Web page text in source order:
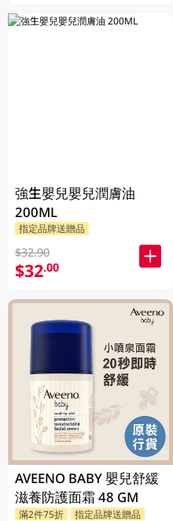
強生嬰兒嬰兒潤膚油
200ML
指定品牌送贈品
$32.90
$32.00
AVEENO BABY 嬰兒舒緩
滋養防護面霜 48 GM
滿2件75折 指定品牌送贈品